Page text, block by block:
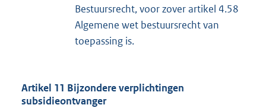
Bestuursrecht, voor zover artikel 4.58
Algemene wet bestuursrecht van
toepassing is.
Artikel 11 Bijzondere verplichtingen
subsidieontvanger